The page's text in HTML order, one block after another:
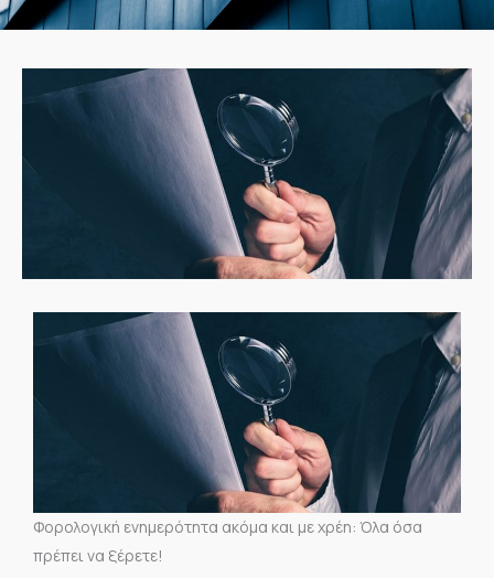
Φορολογική ενημερότητα ακόμα και με χρέη: Όλα όσα
πρέπει να ξέρετε!